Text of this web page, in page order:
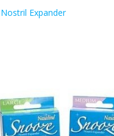
Expander